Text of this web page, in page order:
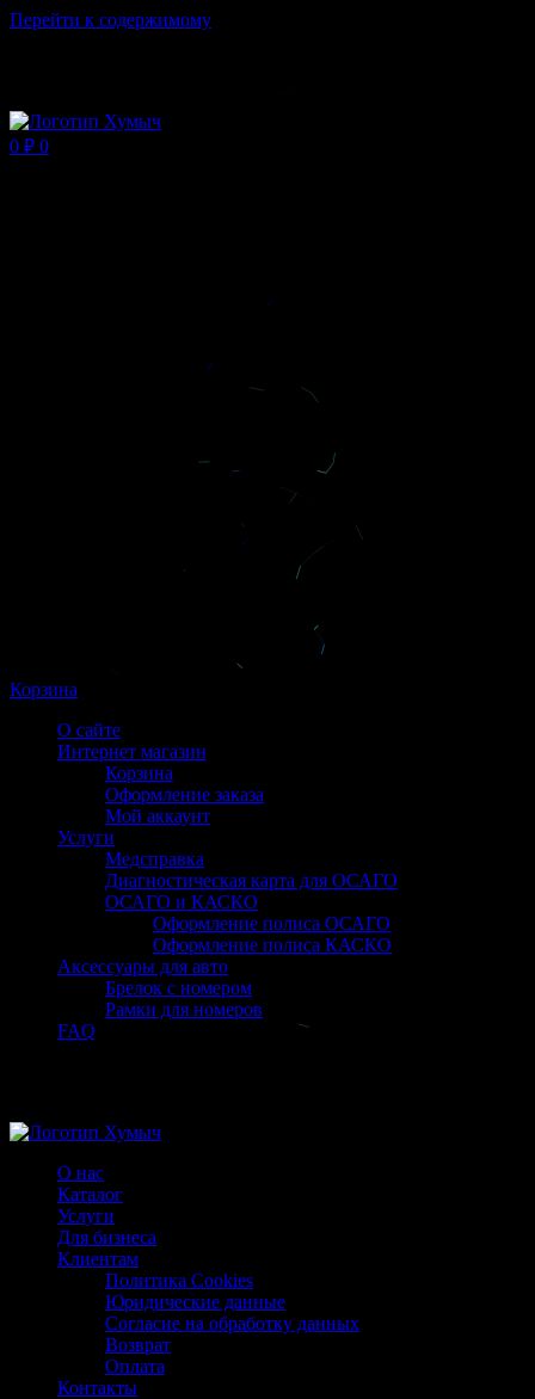
Перейти к содержимому
0 ₽ 0
Корзина
О сайте
Интернет магазин
Корзина
Оформление заказа
Мой аккаунт
Услуги
Медсправка
Диагностическая карта для ОСАГО
ОСАГО и КАСКО
Оформление полиса ОСАГО
Оформление полиса КАСКО
Аксессуары для авто
Брелок с номером
Рамки для номеров
FAQ
О нас
Каталог
Услуги
Для бизнеса
Клиентам
Политика Cookies
Юридические данные
Согласие на обработку данных
Возврат
Оплата
Контакты